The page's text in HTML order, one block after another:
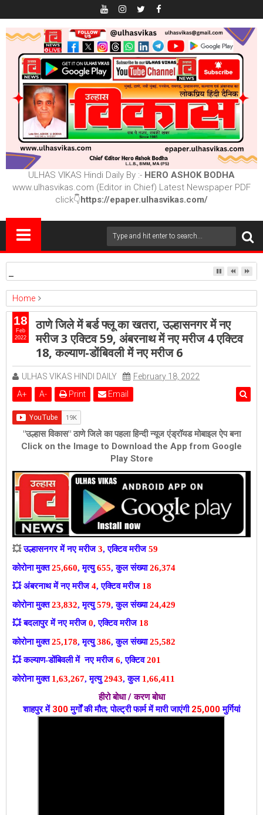
ULHAS VIKAS Hindi Daily By :- HERO ASHOK BODHA
www.ulhasvikas.com (Editor in Chief) Latest Newspaper PDF
click👇https://epaper.ulhasvikas.com/
Home
ambernath
Featured kalyan
ulhasnagar
ठाणे जिले में बर्ड फ्लू का खतरा, उल्हासनगर में नए मरीज 3 एक्टिव 59, अंबरनाथ में नए
मरीज 4 एक्टिव 18, कल्याण-डोंबिवली में नए मरीज 6
ठाणे जिले में बर्ड फ्लू का खतरा, उल्हासनगर में नए
मरीज 3 एक्टिव 59, अंबरनाथ में नए मरीज 4 एक्टिव
18, कल्याण-डोंबिवली में नए मरीज 6
ULHAS VIKAS HINDI DAILY
February 18, 2022
A+ A- Print Email
"उल्हास विकास" ठाणे जिले का पहला हिन्दी न्यूज एंड्रॉयड मोबाइल ऐप बना
Click on the Image to Download the App from Google
Play Store
💥उल्हासनगर में नए मरीज3, एक्टिव मरीज59
कोरोना मुक्त25,660, मृत्यु655, कुल संख्या26,374
💥अंबरनाथ में नए मरीज4, एक्टिव मरीज 18
कोरोना मुक्त23,832, मृत्यु579, कुल संख्या24,429
💥बदलापुर में नए मरीज0, एक्टिव मरीज 18
कोरोना मुक्त25,178, मृत्यु386, कुल संख्या25,582
💥कल्याण-डोंबिवली में नए मरीज6, एक्टिव201
कोरोना मुक्त1,63,267, मृत्यु2943, कुल 1,66,411
हीरो बोधा / करण बोधा
शाहपुर में 300 मुर्गों की मौत; पोल्ट्री फार्म में मारी जाएंगी 25,000 मुर्गियां
18
Feb
2022